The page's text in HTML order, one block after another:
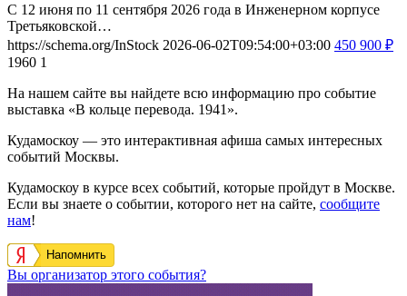
С 12 июня по 11 сентября 2026 года в Инженерном корпусе
Третьяковской…
https://schema.org/InStock 2026-06-02T09:54:00+03:00 450 900 ₽
1960 1
На нашем сайте вы найдете всю информацию про событие
выставка «В кольце перевода. 1941».
Кудамоскоу — это интерактивная афиша самых интересных
событий Москвы.
Кудамоскоу в курсе всех событий, которые пройдут в Москве.
Если вы знаете о событии, которого нет на сайте, сообщите
нам!
Напомнить
Вы организатор этого события?